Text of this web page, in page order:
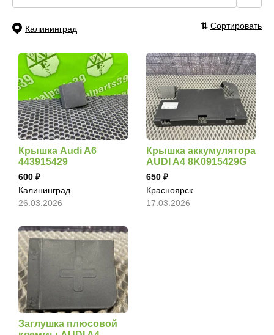
Калининград ⇅ Сортировать
Крышка Audi A6
443915429
600
Калининград
26.03.2026
Крышка аккумулятора
AUDI A4 8K0915429G
650
Красноярск
17.03.2026
Заглушка плюсовой